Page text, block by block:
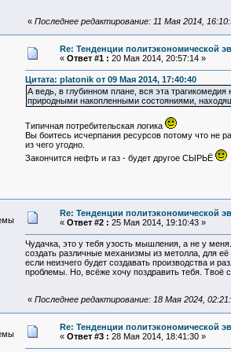
« Последнее редактирование: 11 Мая 2014,
Re: Тенденции политэкономической
« Ответ #1 : 20 Мая 2014, 20:57:14 »
Цитата: platonik от 09 Мая 2014, 17:40:40
А ведь, в глубинном плане, вся эта
природными накопленными состояниями,
Типичная потребительская логика
Вы боитесь исчерпания ресурсов потому что не
из чего угодно.
Закончится нефть и газ - будет другое СЫРЬЁ
Re: Тенденции политэкономической
« Ответ #2 : 25 Мая 2014, 19:10:43 »
Чудачка, это у тебя узость мышления, а не у
создать различные механизмы из метолла, для её
если неизчего будет создавать производства и
проблемы. Но, всёже хочу поздравить тебя. Твоё
« Последнее редактирование: 18 Мая 2024,
Re: Тенденции политэкономической
« Ответ #3 : 28 Мая 2014, 18:41:30 »